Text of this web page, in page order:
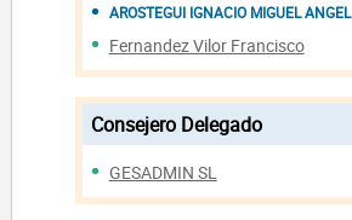
AROSTEGUI IGNACIO MIGUEL ANGEL
Fernandez Vilor Francisco
Consejero Delegado
GESADMIN SL